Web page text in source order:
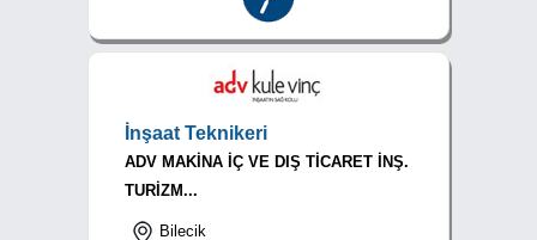
İnşaat Teknikeri
ADV MAKİNA İÇ VE DIŞ TİCARET İNŞ.
TURİZM...
Bilecik